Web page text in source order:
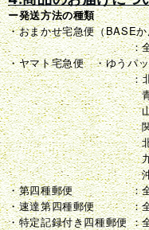
ー発送方法の種類
・おまかせ宅急便（BASE
：全国一律
・ヤマト宅急便 ・ゆうパ
：北海道
青森県、秋田
山形県、宮城
関東エリア
北陸、東海、近
九州エリア
沖縄県
・第四種郵便 ：全
・速達第四種郵便 ：全
・特定記録付き四種郵便 ：